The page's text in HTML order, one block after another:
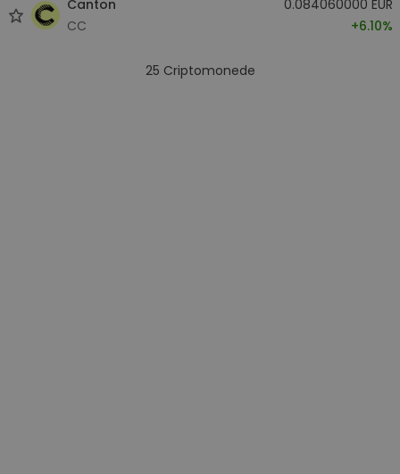
Canton
CC
0.084060000 EUR
+6.10%
25 Criptomonede